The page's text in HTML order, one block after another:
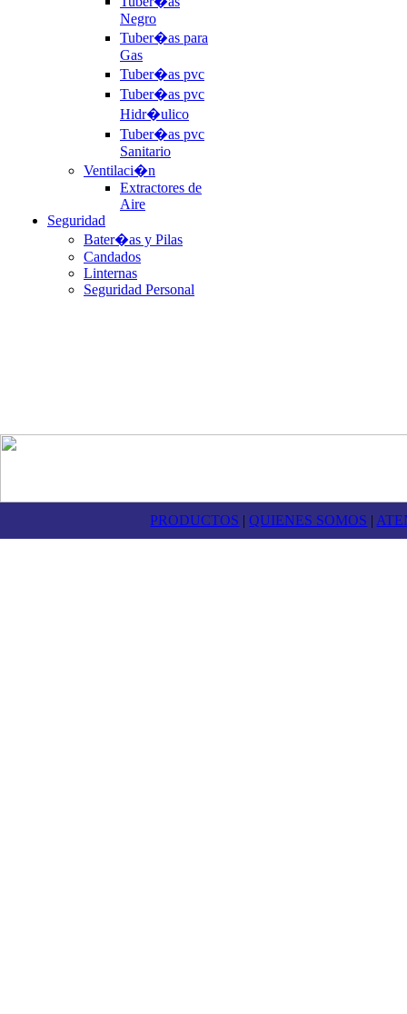
Negro
Tuber�as para
Gas
Tuber�as pvc
Tuber�as pvc
Hidr�ulico
Tuber�as pvc
Sanitario
Ventilaci�n
Extractores de
Aire
Seguridad
Bater�as y Pilas
Candados
Linternas
Seguridad Personal
PRODUCTOS |QUIENES SOMOS |